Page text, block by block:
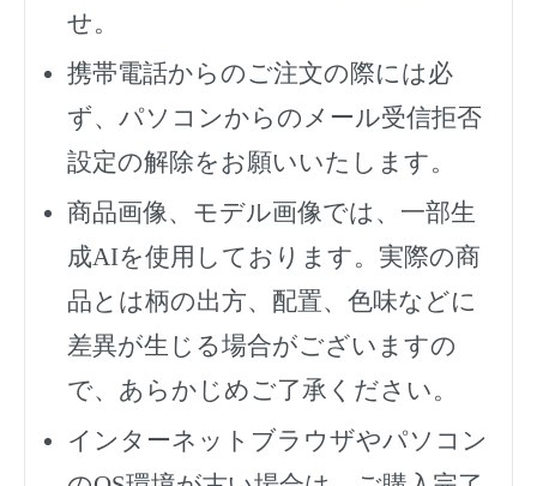
せ。
携帯電話からのご注文の際には必
ず、 パソコンからのメール受信拒否
設定の解除をお願いいたします。
商品画像、モデル画像では、一部生
成AIを使用しております。実際の商
品とは柄の出方、配置、色味などに
差異が生じる場合がございますの
で、あらかじめご了承ください。
インターネットブラウザやパソコン